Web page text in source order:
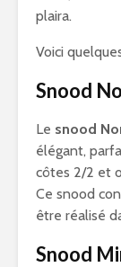
plaira.
Voici
Snood
Le snood
élégant,
côtes 2/2 et
Ce snood
être réalisé
Snood